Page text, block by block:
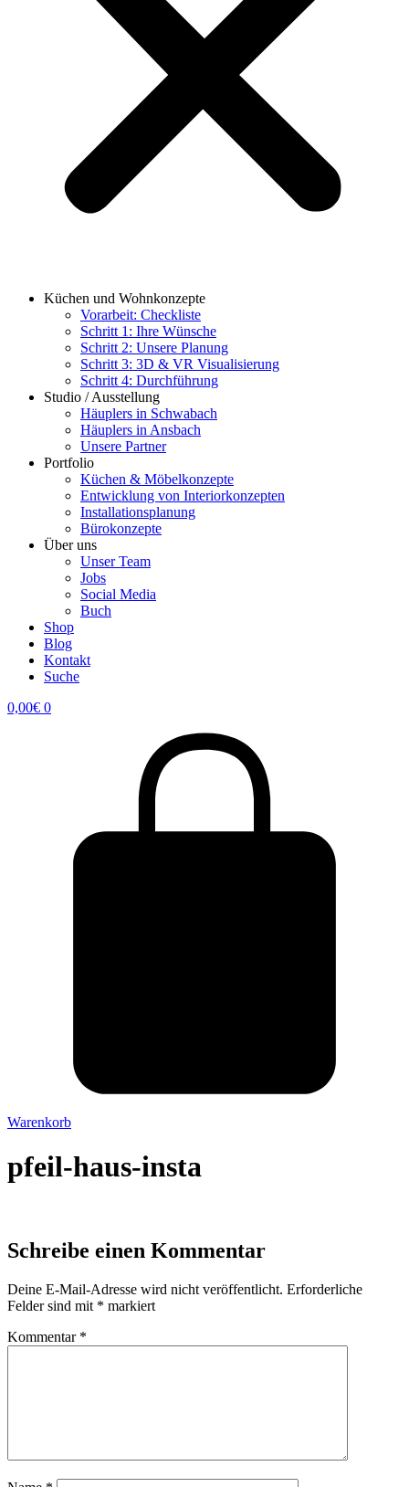
Küchen und Wohnkonzepte
Vorarbeit: Checkliste
Schritt 1: Ihre Wünsche
Schritt 2: Unsere Planung
Schritt 3: 3D & VR Visualisierung
Schritt 4: Durchführung
Studio / Ausstellung
Häuplers in Schwabach
Häuplers in Ansbach
Unsere Partner
Portfolio
Küchen & Möbelkonzepte
Entwicklung von Interiorkonzepten
Installationsplanung
Bürokonzepte
Über uns
Unser Team
Jobs
Social Media
Buch
Shop
Blog
Kontakt
Suche
0,00€ 0
Warenkorb
pfeil-haus-insta
Schreibe einen Kommentar
Deine E-Mail-Adresse wird nicht veröffentlicht. Erforderliche
Felder sind mit * markiert
Kommentar *